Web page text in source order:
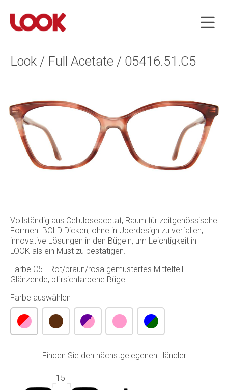
Look / Full Acetate / 05416.51.C5
Vollständig aus Celluloseacetat, Raum für zeitgenössische
Formen. BOLD Dicken, ohne in Überdesign zu verfallen,
innovative Lösungen in den Bügeln, um Leichtigkeit in
LOOK als ein Must zu bestätigen.
Farbe C5 - Rot/braun/rosa gemustertes Mittelteil.
Glänzende, pfirsichfarbene Bügel.
Farbe auswählen
Finden Sie den nächstgelegenen Händler
15